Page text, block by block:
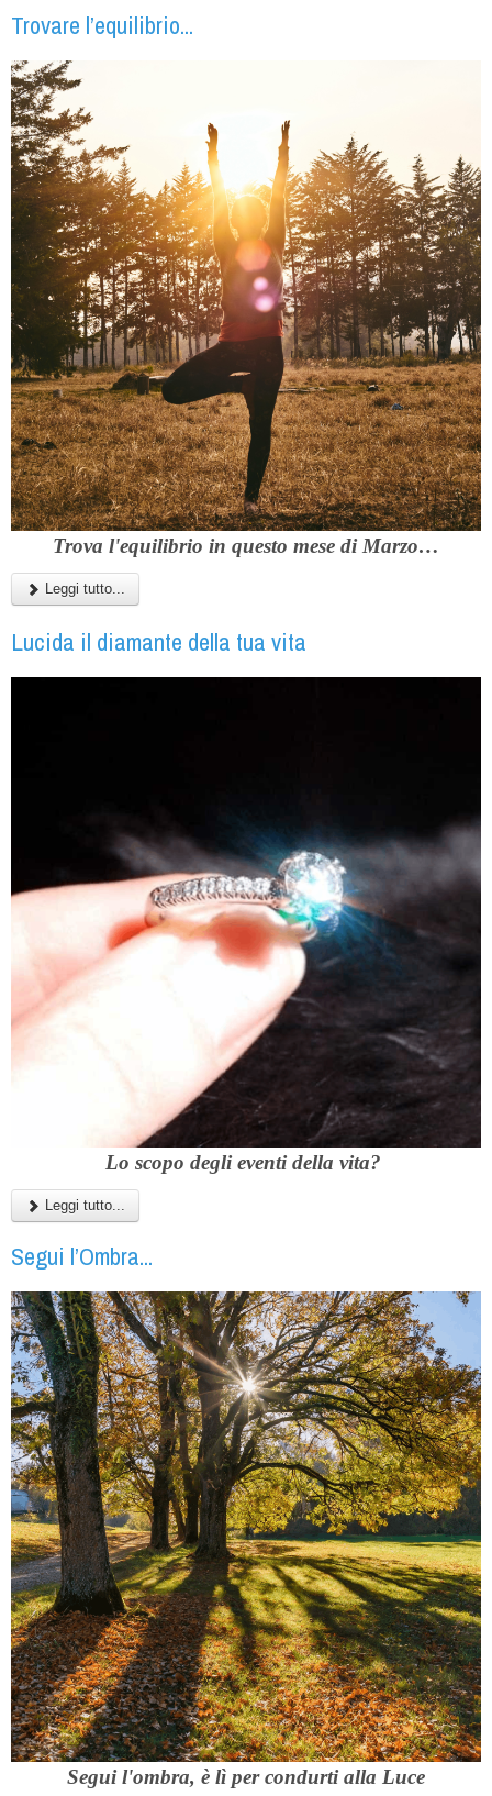
Trovare l’equilibrio...
Trova l'equilibrio in questo mese di Marzo…
Leggi tutto...
Lucida il diamante della tua vita
Lo scopo degli eventi della vita?
Leggi tutto...
Segui l’Ombra...
Segui l'ombra, è lì per condurti alla Luce